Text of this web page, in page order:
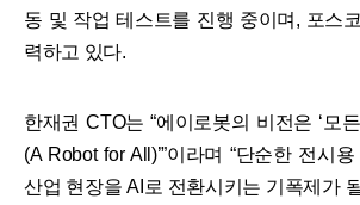
동 및 작업 테스트를 진행 중이며, 포스
력하고 있다.
한재권 CTO는 “에이로봇의 비전은 ‘모
(A Robot for All)’”이라며 “단순한 전시
산업 현장을 AI로 전환시키는 기폭제가